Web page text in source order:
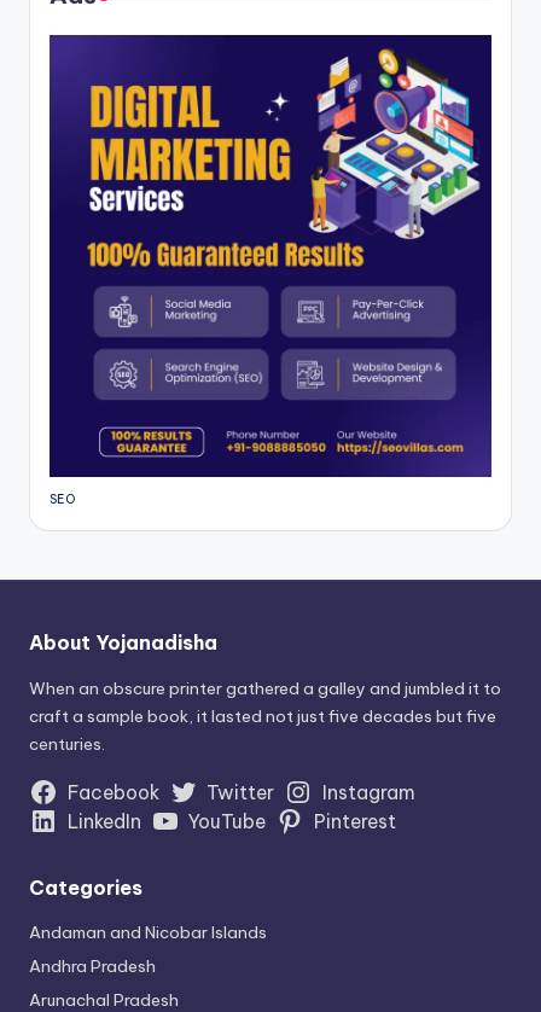
SEO
About Yojanadisha
When an obscure printer gathered a galley and jumbled it to
craft a sample book, it lasted not just five decades but five
centuries.
Facebook Twitter
Instagram
LinkedIn
YouTube Pinterest
Categories
Andaman and Nicobar Islands
Andhra Pradesh
Arunachal Pradesh